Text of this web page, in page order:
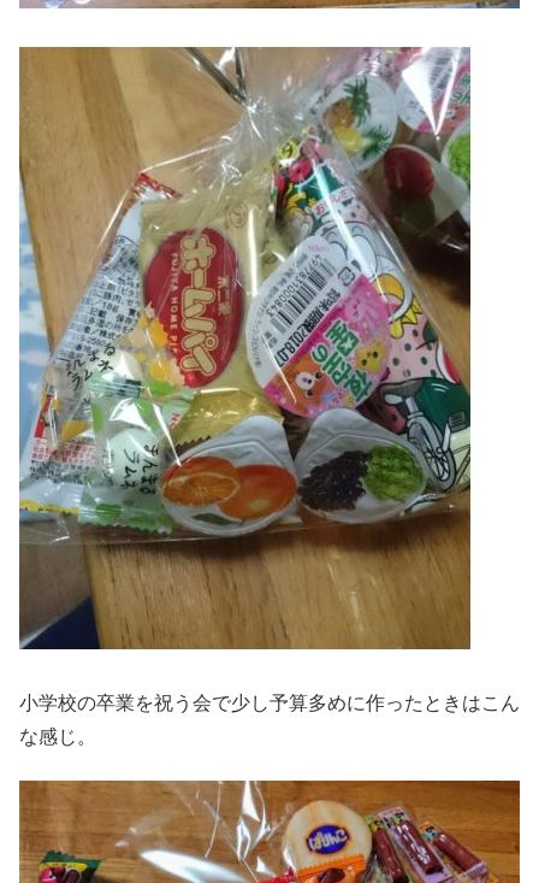
小学校の卒業を祝う会で少し予算多めに作ったときはこん
な感じ。